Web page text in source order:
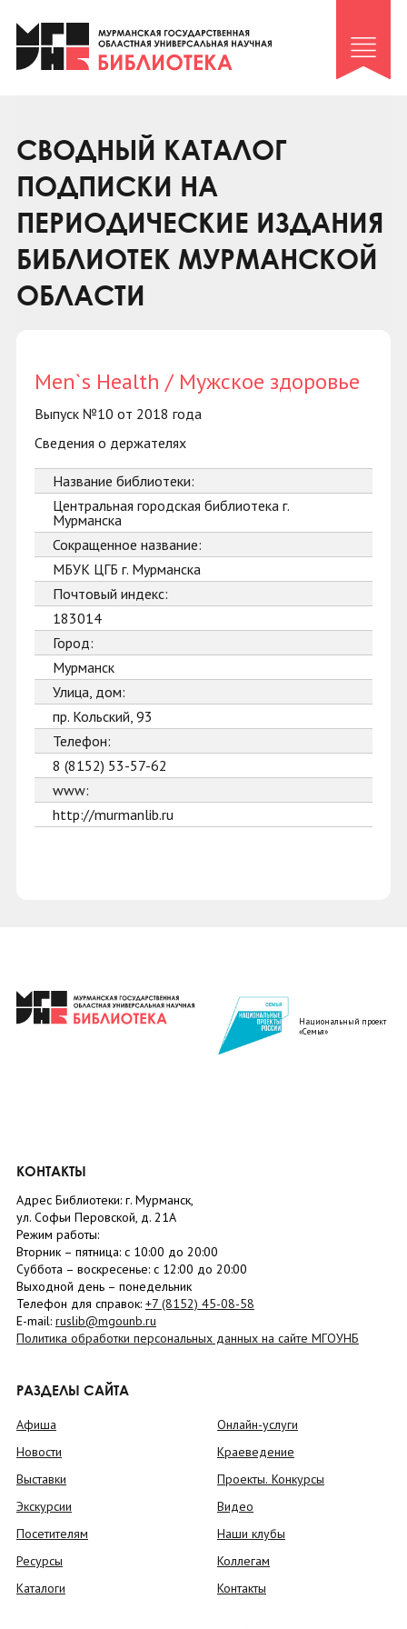
Клуб «Гиря и сельдерей»
Клуб «Семейный архив»
Коллегам
Контакты
СВОДНЫЙ КАТАЛОГ
ПОДПИСКИ НА
ПЕРИОДИЧЕСКИЕ ИЗДАНИЯ
БИБЛИОТЕК МУРМАНСКОЙ
ОБЛАСТИ
Men`s Health / Мужское здоровье
Выпуск №10 от 2018 года
Сведения о держателях
Название библиотеки:
Центральная городская библиотека г.
Мурманска
Сокращенное название:
МБУК ЦГБ г. Мурманска
Почтовый индекс:
183014
Город:
Мурманск
Улица, дом:
пр. Кольский, 93
Телефон:
8 (8152) 53-57-62
www:
http://murmanlib.ru
Национальный проект
«Семья»
КОНТАКТЫ
Адрес Библиотеки: г. Мурманск,
ул. Софьи Перовской, д. 21А
Режим работы:
Вторник – пятница: с 10:00 до 20:00
Суббота – воскресенье: c 12:00 до 20:00
Выходной день – понедельник
Телефон для справок: +7 (8152) 45-08-58
E-mail: ruslib@mgounb.ru
Политика обработки персональных данных на сайте МГОУНБ
РАЗДЕЛЫ САЙТА
Афиша
Новости
Выставки
Экскурсии
Посетителям
Ресурсы
Каталоги
Онлайн-услуги
Краеведение
Проекты. Конкурсы
Видео
Наши клубы
Коллегам
Контакты